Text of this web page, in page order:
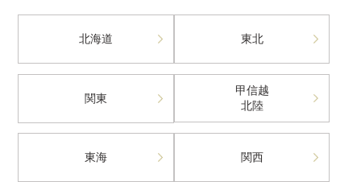
北海道 東北
関東
甲信越
北陸
東海 関西